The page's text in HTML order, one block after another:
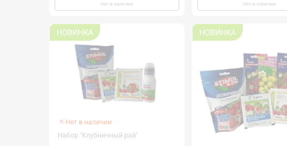
Нет в наличии Нет в наличии
НОВИНКА
Нет в наличии
Набор "Клубничный рай"
НОВИНКА